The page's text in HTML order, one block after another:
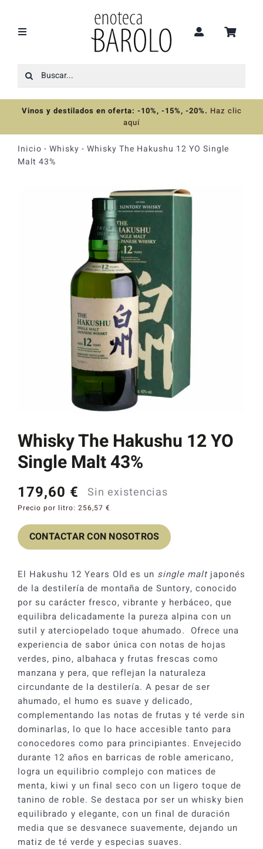
contenido
Toggle
Recomendaciones
Ofertas
Colecciones
Catas y Actividades
Buscar:
Vinos y destilados en oferta: -10%, -15%, -20%. Haz clic
aquí
Inicio - Whisky - Whisky The Hakushu 12 YO Single
Malt 43%
Whisky The Hakushu 12 YO
Single Malt 43%
179,60 € Sin existencias
Precio por litro: 256,57 €
CONTACTAR CON NOSOTROS
El Hakushu 12 Years Old es un single maltjaponés
de la destilería de montaña de Suntory, conocido
por su carácter fresco, vibrante y herbáceo, que
equilibra delicadamente la pureza alpina con un
sutil y aterciopelado toque ahumado. Ofrece una
experiencia de sabor única con notas de hojas
verdes, pino, albahaca y frutas frescas como
manzana y pera, que reflejan la naturaleza
circundante de la destilería. A pesar de ser
ahumado, el humo es suave y delicado,
complementando las notas de frutas y té verde sin
dominarlas, lo que lo hace accesible tanto para
conocedores como para principiantes. Envejecido
durante 12 años en barricas de roble americano,
logra un equilibrio complejo con matices de
menta, kiwi y un final seco con un ligero toque de
tanino de roble. Se destaca por ser un whisky bien
equilibrado y elegante, con un final de duración
media que se desvanece suavemente, dejando un
matiz de té verde y especias suaves.